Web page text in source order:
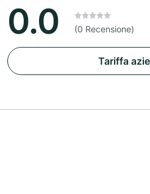
0.0 (0 Recensione)
Tariffa